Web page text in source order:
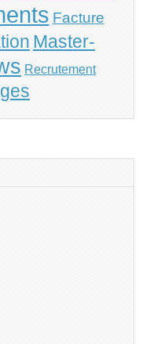
Facture
Master-
Recrutement